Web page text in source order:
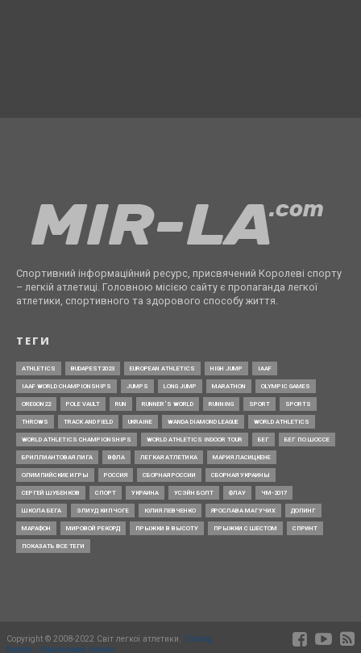
Спортивний інформаційний ресурс, присвячений Королеві спорту
– легкій атлетиці. Головною місією сайту є пропаганда легкої
атлетики, спортивного та здорового способу життя.
ТЕГИ
ATHLETICS BUDAPEST2023 EUROPEAN ATHLETICS HIGH JUMP IAAF
IAAF WORLD CHAMPIONSHIPS JUMPS LONG JUMP MARATHON OLYMPIC GAMES
OREGON22 POLE VAULT RUN RUNNER’S WORLD RUNNING SPORT SPORTS
THROWS TRACK AND FIELD UKRAINE WANDA DIAMOND LEAGUE WORLD ATHLETICS
WORLD ATHLETICS CHAMPIONSHIPS WORLD ATHLETICS INDOOR TOUR БЕГ БЕГ ПО ШОССЕ
БРИЛЛИАНТОВАЯ ЛИГА ВФЛА ЛЕГКАЯ АТЛЕТИКА МАРИЯ ЛАСИЦКЕНЕ
ОЛИМПИЙСКИЕ ИГРЫ РОССИЯ СБОРНАЯ РОССИИ СБОРНАЯ УКРАИНЫ
СЕРГЕЙ ШУБЕНКОВ СПОРТ УКРАИНА УСЭЙН БОЛТ ФЛАУ ЧМ-2017
ШКОЛА БЕГА ЭЛИУД КИПЧОГЕ ЮЛИЯ ЛЕВЧЕНКО ЯРОСЛАВА МАГУЧИХ ДОПИНГ
МАРАФОН МИРОВОЙ РЕКОРД ПРЫЖКИ В ВЫСОТУ ПРЫЖКИ С ШЕСТОМ СПРИНТ
ПОКАЗАТЬ ВСЕ ТЕГИ
Copyright © 2008-2022 Світ легкої атлетики. Timing
Events - Квитковий сервіс